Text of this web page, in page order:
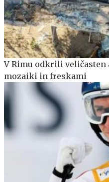
V Rimu odkrili
mozaiki in freskami